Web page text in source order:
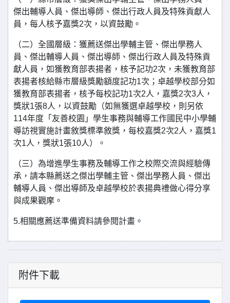
傑出輔導人員、傑出導師、傑出行政人員及特殊貢獻人
員，每人核予嘉獎2次，以資鼓勵。
（二）全國層級：獲薦送傑出學輔主管、傑出學務人
員、傑出輔導人員、傑出導師、傑出行政人員及特殊貢
獻人員，如獲教育部表揚者，核予記功2次，未獲教育部
表揚者核給縣市層級獎勵額度記功1次；卓越學校部分如
獲教育部表揚者，核予每校記功1次2人，嘉獎2次3人，
獎狀1張8人，以資鼓勵（如無獲選卓越學校，則另依
114年度「友善校園」學生事務與輔導工作國民中小學輔
導訪視實施計畫敘獎標準敘獎，每校嘉獎2次2人，嘉獎1
次1人，獎狀1張10人）。
（三）為增進學生事務及輔導工作之校際交流與經驗傳
承，請本縣薦送之傑出學輔主管、傑出學務人員、傑出
輔導人員、傑出導師及卓越學校於表揚典禮做心得分享
與成果觀摩。
5.相關應薦送準備資料請參閱計畫。
附件下載